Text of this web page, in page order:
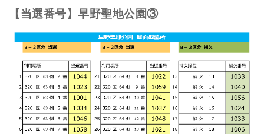
【当選番号】早野聖地公園③